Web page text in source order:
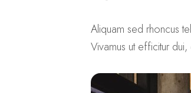
Aliquam sed rhoncus
Vivamus ut efficitur